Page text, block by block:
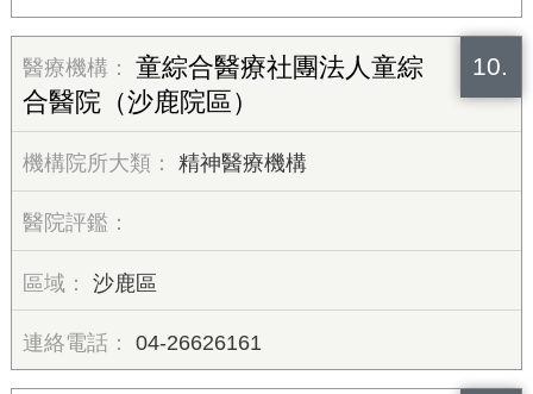
10.
童綜合醫療社團法人童綜
合醫院（沙鹿院區）
精神醫療機構
沙鹿區
04-26626161